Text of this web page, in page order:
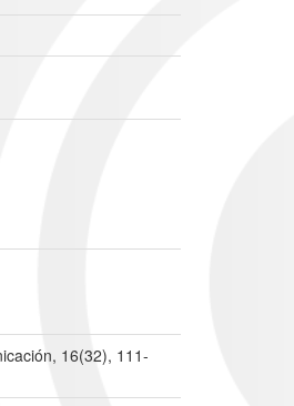
16(32), 111-